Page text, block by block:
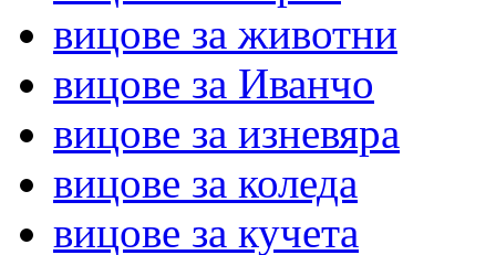
вицове за животни
вицове за Иванчо
вицове за изневяра
вицове за коледа
вицове за кучета